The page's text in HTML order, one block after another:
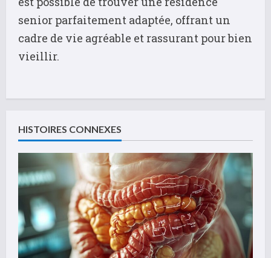
senior parfaitement adaptée, offrant un
cadre de vie agréable et rassurant pour bien
vieillir.
n
t
i
n
u
HISTOIRES CONNEXES